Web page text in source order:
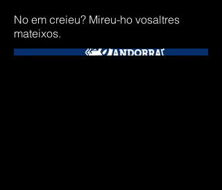
No em creieu? Mireu-ho vosaltres
mateixos.